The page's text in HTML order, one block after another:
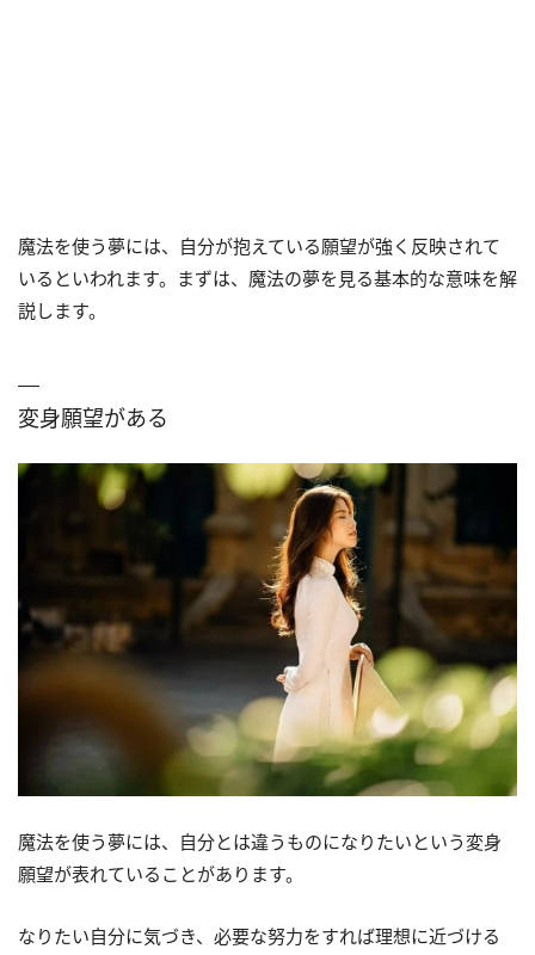
魔法を使う夢には、自分が抱えている願望が強く反映されて
いるといわれます。まずは、魔法の夢を見る基本的な意味を解
説します。
変身願望がある
魔法を使う夢には、自分とは違うものになりたいという変身
願望が表れていることがあります。
なりたい自分に気づき、必要な努力をすれば理想に近づける